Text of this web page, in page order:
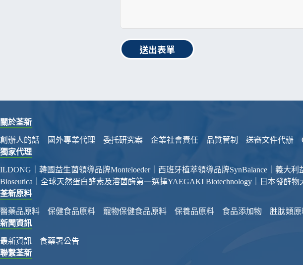
送出表單
關於荃新
創辦人的話 國外專業代理 委托研究案 企業社會責任 品質管制 送審文件代辦
獨家代理
ILDONG｜韓國益生菌領導品牌Monteloeder｜西班牙植萃領導品牌SynBalance｜義大
Bioseutica｜全球天然蛋白酵素及溶菌酶第一選擇YAEGAKI Biotechnology｜日本發酵物
荃新原料
醫藥品原料 保健食品原料 寵物保健食品原料 保養品原料 食品添加物
胜肽類原
新聞資訊
最新資訊
食藥署公告
聯繫荃新